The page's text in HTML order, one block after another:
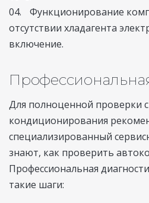
Функционирование
отсутствии хладагента
включение.
Для полноценной проверки
кондиционирования
специализированный
знают, как проверить
Профессиональная
такие шаги: